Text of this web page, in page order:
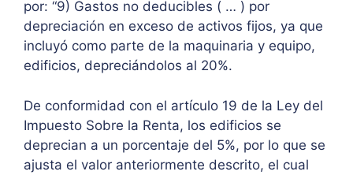
por: “9) Gastos no deducibles ( … ) por
depreciación en exceso de activos fijos, ya que
incluyó como parte de la maquinaria y equipo,
edificios, depreciándolos al 20%.
De conformidad con el artículo 19 de la Ley del
Impuesto Sobre la Renta, los edificios se
deprecian a un porcentaje del 5%, por lo que se
ajusta el valor anteriormente descrito, el cual